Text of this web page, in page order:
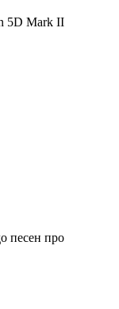
5D Mark II
песен про